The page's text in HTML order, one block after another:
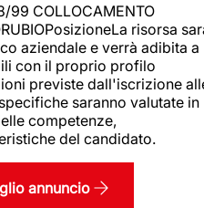
99 COLLOCAMENTO
risorsa
aziendale e verrà adibita a
con il proprio profilo
previste dall'iscrizione
saranno valutate in
competenze,
del candidato.
annuncio